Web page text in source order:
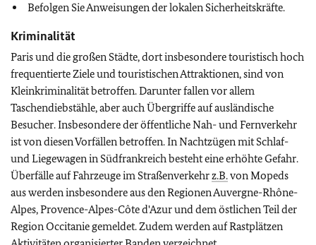
Befolgen Sie Anweisungen der lokalen Sicherheitskräfte.
Kriminalität
Paris und die großen Städte, dort insbesondere touristisch hoch
frequentierte Ziele und touristischen Attraktionen, sind von
Kleinkriminalität betroffen. Darunter fallen vor allem
Taschendiebstähle, aber auch Übergriffe auf ausländische
Besucher. Insbesondere der öffentliche Nah- und Fernverkehr
ist von diesen Vorfällen betroffen. In Nachtzügen mit Schlaf-
und Liegewagen in Südfrankreich besteht eine erhöhte Gefahr.
Überfälle auf Fahrzeuge im Straßenverkehrz.B.von Mopeds
aus werden insbesondere aus den Regionen Auvergne-Rhône-
Alpes, Provence-Alpes-Côte d'Azur und dem östlichen Teil der
Region Occitanie gemeldet. Zudem werden auf Rastplätzen